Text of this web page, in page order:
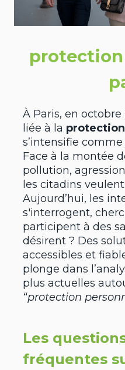
À Paris, en
liée à la
s’intensifie
Face à la montée
pollution,
les citadins
Aujourd’hui, les
s'interrogent,
participent à des
désirent ? Des
accessibles et
plonge dans
plus actuelles
“protection
Les
fréquentes